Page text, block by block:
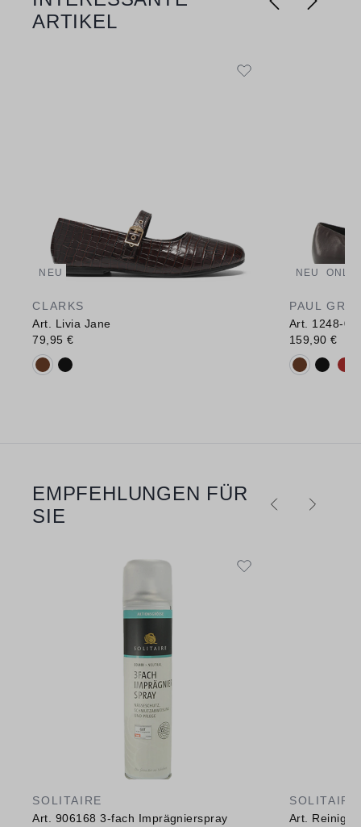
ARTIKEL
NEU
CLARKS
Art. Livia Jane
79,95 €
Verfügbare Farbvarianten:
NEU
PAUL
Art. 1248-
159,90 €
Verfügbare
Produktgalerie überspringen
EMPFEHLUNGEN FÜR
SIE
SOLITAIRE
Art. 906168 3-fach Imprägnierspray
SOLITAIRE
Art.